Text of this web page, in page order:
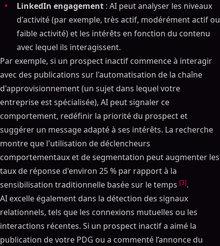
LinkedIn engagement : AI peut analyser les niveaux
d'activité (par exemple, très actif, modérément actif ou
faible activité) et les intérêts en fonction du contenu
avec lequel ils interagissent.
Par exemple, si un prospect inactif commence à interagir
avec des publications sur l'automatisation de la chaîne
d'approvisionnement (un sujet dans lequel votre
entreprise est spécialisée), AI peut signaler ce
comportement, redéfinir la priorité du prospect et
suggérer un message adapté à ses intérêts. La recherche
montre que l'utilisation de déclencheurs
comportementaux et de segmentation peut augmenter les
taux de réponse d'environ 25 % par rapport à la
sensibilisation traditionnelle basée sur le temps [3].
AI excelle également dans la détection des signaux
relationnels, tels que les connexions mutuelles ou les
interactions récentes. Si un prospect inactif a aimé la
publication de votre PDG ou a commenté l’annonce du